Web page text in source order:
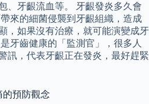
、牙齦流血等。 牙齦發炎多久會
來的細菌侵襲到牙齦組織，造成
，如果沒有治療，就可能演變成牙
牙齒健康的「監測官」，很多人
訊，代表牙齦正在發炎，最好趕緊
的預防觀念